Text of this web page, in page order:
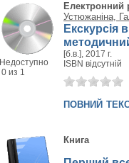
Недоступно
0 из 1
Електронний
Устюжаніна,
Екскурсія
[б.в.], 2017 г.
ISBN відсутній
повний
Книга